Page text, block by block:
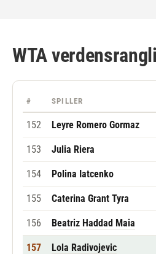
WTA
# SPILLER
152 Leyre Romero Gormaz
153 Julia Riera
154 Polina Iatcenko
155 Caterina Grant Tyra
156 Beatriz Haddad Maia
157 Lola Radivojevic